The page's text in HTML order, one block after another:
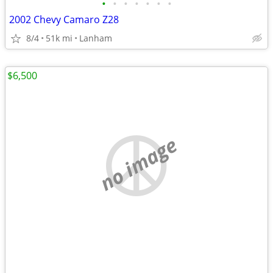
• • • • • • •
2002 Chevy Camaro Z28
8/4 51k mi Lanham
no image
$6,500